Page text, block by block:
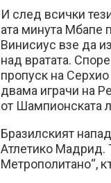
И след всички
ата минута Мбапе
Винисиус взе да
над вратата.
пропуск на
двама играчи на
от Шампионската
Бразилският
Атлетико Мадрид.
Метрополитано“,